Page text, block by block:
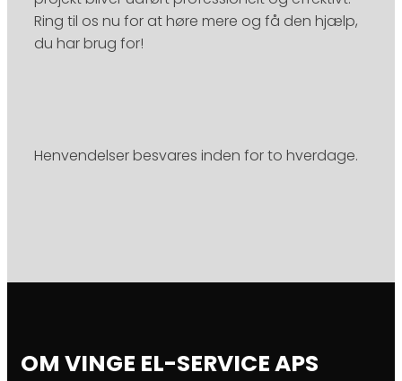
Ring til os nu for at høre mere og få den hjælp,
du har brug for!
Henvendelser besvares inden for to hverdage.
OM VINGE EL-SERVICE APS